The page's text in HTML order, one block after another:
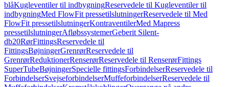
blåKugleventiler til indbygningReservedele til Kugleventiler til
indbygningMed FlowFit pressetilslutningerReservedele til Med
FlowFit pressetilslutningerKontraventilerMed Mapress
pressetilslutningerAfløbssystemerGeberit Silent-
db20RørFittingsReservedele til
FittingsBøjningerGrenrørReservedele til
GrenrørReduktionerRenserørReservedele til RenserørFittings
SuperTubeBøjningerSpecielle fittingsForbindelserReservedele til
ForbindelserSvejseforbindelserMuffeforbindelserReservedele til